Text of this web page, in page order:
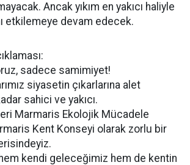
Ancak yıkım en yakıcı haliyle
etkilemeye devam edecek.
sadece samimiyet!
siyasetin çıkarlarına alet
sahici ve yakıcı.
Marmaris Ekolojik Mücadele
Kent Konseyi olarak zorlu bir
kendi geleceğimiz hem de kentin